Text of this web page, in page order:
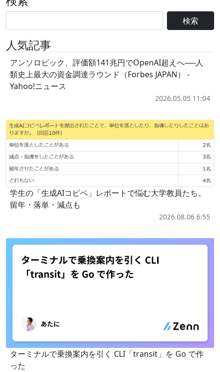
検索
人気記事
アンソロピック、評価額141兆円でOpenAI超えへ──人
類史上最大の資金調達ラウンド（Forbes JAPAN） -
Yahoo!ニュース
2026.05.05 11:04
学生の「生成AIコピペ」レポートで悩む大学教員たち。
留年・落単・減点も
2026.08.06 6:55
ターミナルで乗換案内を引く CLI「transit」を Go で作
った